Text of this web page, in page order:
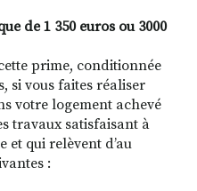
de 1 350 euros ou 3000
prime, conditionnée
si vous faites réaliser
votre logement achevé
travaux satisfaisant à
et qui relèvent d’au
: